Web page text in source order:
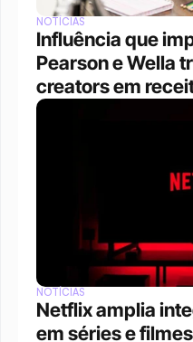
NOTÍCIAS
Influência que
Pearson e Wella
creators em
NOTÍCIAS
Netflix amplia
em séries e